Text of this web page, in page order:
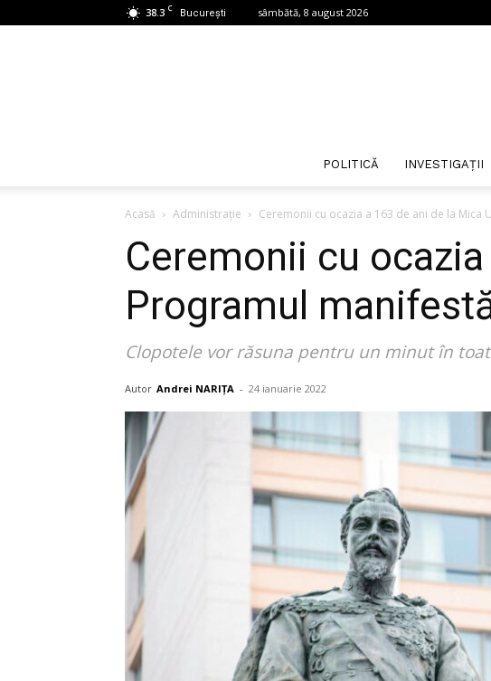
38.3 C București sâmbătă, 8 august 2026
POLITICĂ INVESTIGAȚII
Acasă Administrație Ceremonii cu ocazia a 163 de ani de la Mica
Ceremonii cu
Programul
Clopotele vor răsuna pentru un minut în
Autor Andrei NARIȚA - 24 ianuarie 2022